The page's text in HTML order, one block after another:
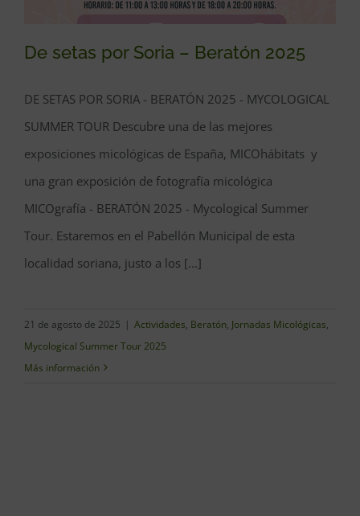
De setas por Soria – Beratón 2025
DE SETAS POR SORIA - BERATÓN 2025 - MYCOLOGICAL
SUMMER TOUR Descubre una de las mejores
exposiciones micológicas de España, MICOhábitats y
una gran exposición de fotografía micológica
MICOgrafía - BERATÓN 2025 - Mycological Summer
Tour. Estaremos en el Pabellón Municipal de esta
localidad soriana, justo a los [...]
21 de agosto de 2025 | Actividades, Beratón, Jornadas Micológicas,
Mycological Summer Tour 2025
Más información